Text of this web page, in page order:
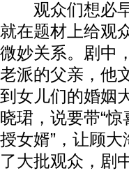
观众们想必早
就在题材上给观
微妙关系。剧中
老派的父亲，他
到女儿们的婚姻
晓珺，说要带“
授女婿”，让顾
了大批观众，剧